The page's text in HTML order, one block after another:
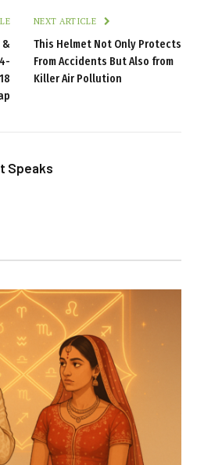
&
NEXT ARTICLE
This Helmet Not Only Protects
From Accidents But Also from
Killer Air Pollution
Speaks